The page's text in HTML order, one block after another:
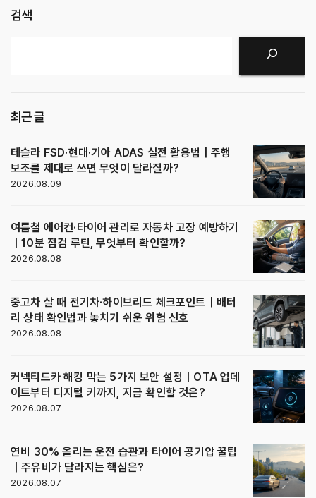
검색
최근 글
테슬라 FSD·현대·기아 ADAS 실전 활용법｜주행
보조를 제대로 쓰면 무엇이 달라질까?
2026.08.09
여름철 에어컨·타이어 관리로 자동차 고장 예방하기
｜10분 점검 루틴, 무엇부터 확인할까?
2026.08.08
중고차 살 때 전기차·하이브리드 체크포인트｜배터
리 상태 확인법과 놓치기 쉬운 위험 신호
2026.08.08
커넥티드카 해킹 막는 5가지 보안 설정｜OTA 업데
이트부터 디지털 키까지, 지금 확인할 것은?
2026.08.07
연비 30% 올리는 운전 습관과 타이어 공기압 꿀팁
｜주유비가 달라지는 핵심은?
2026.08.07